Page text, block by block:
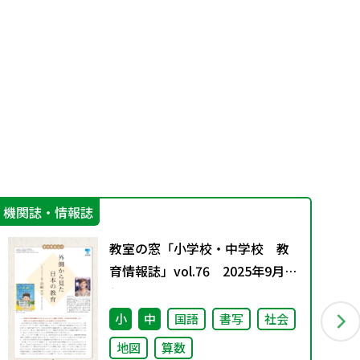
機関誌・情報誌
教室の窓「小学校・中学校 教
育情報誌」vol.76 2025年9月発
行
小 中 国語 書写
社会
地図
算数